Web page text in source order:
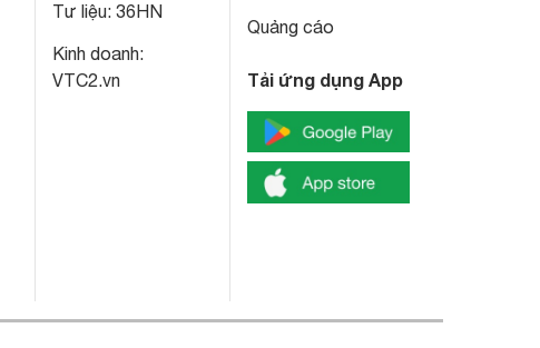
Tư liệu: 36HN
Kinh doanh:
VTC2.vn
Quảng cáo
Tải ứng dụng App